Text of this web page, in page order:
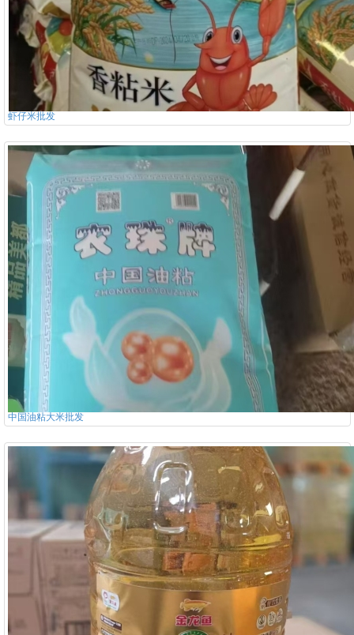
虾仔米批发
中国油粘大米批发